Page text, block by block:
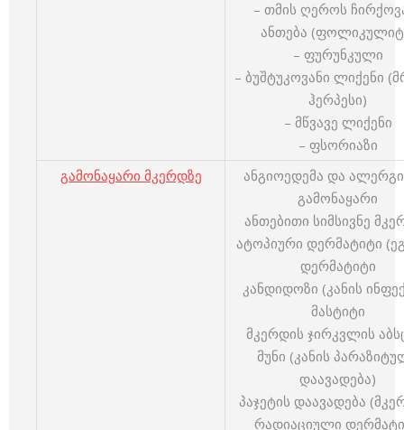
– თმის ღეროს
ანთება
– ფურუნკული
– ბუშტუკოვანი ლიქენი
ჰერპესი)
– მწვავე ლიქენი
– ფსორიაზი
გამონაყარი მკერდზე
ანგიოედემა და
გამონაყარი
ანთებითი სიმსივნე
ატოპიური დერმატიტი
დერმატიტი
კანდიდოზი (კანის
მასტიტი
მკერდის ჯირკვლის
მუნი (კანის
დაავადება)
პაჯეტის დაავადება
რადიაციული